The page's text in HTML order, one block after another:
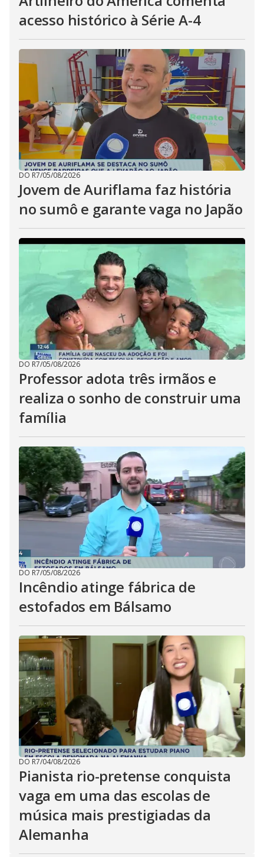
acesso histórico à Série A-4
DO R7/05/08/2026
Jovem de Auriflama faz história
no sumô e garante vaga no Japão
DO R7/05/08/2026
Professor adota três irmãos e
realiza o sonho de construir uma
família
DO R7/05/08/2026
Incêndio atinge fábrica de
estofados em Bálsamo
DO R7/04/08/2026
Pianista rio-pretense conquista
vaga em uma das escolas de
música mais prestigiadas da
Alemanha